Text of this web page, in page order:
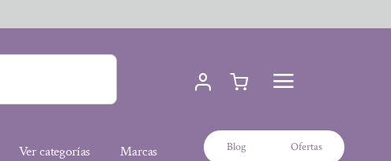
Ver categorías Marcas Blog Ofertas